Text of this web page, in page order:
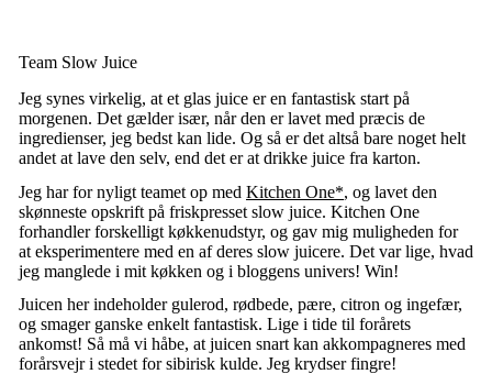
Team Slow Juice
Jeg synes virkelig, at et glas juice er en fantastisk start på
morgenen. Det gælder især, når den er lavet med præcis de
ingredienser, jeg bedst kan lide. Og så er det altså bare noget helt
andet at lave den selv, end det er at drikke juice fra karton.
Jeg har for nyligt teamet op med Kitchen One*, og lavet den
skønneste opskrift på friskpresset slow juice. Kitchen One
forhandler forskelligt køkkenudstyr, og gav mig muligheden for
at eksperimentere med en af deres slow juicere. Det var lige, hvad
jeg manglede i mit køkken og i bloggens univers! Win!
Juicen her indeholder gulerod, rødbede, pære, citron og ingefær,
og smager ganske enkelt fantastisk. Lige i tide til forårets
ankomst! Så må vi håbe, at juicen snart kan akkompagneres med
forårsvejr i stedet for sibirisk kulde. Jeg krydser fingre!